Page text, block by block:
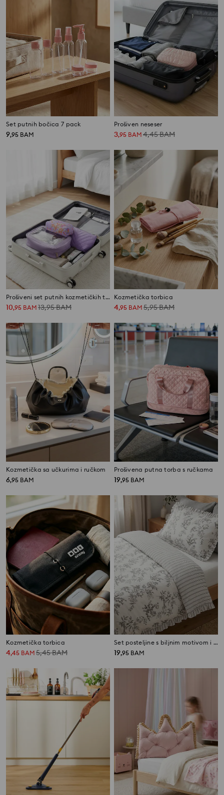
Set putnih bočica 7 pack
9,95 BAM
Prošiven neseser
3,95 BAM 4,45BAM
Prošiveni set putnih kozmetičkih torbica 3 kom
10,95 BAM 13,95BAM
Kozmetička torbica
4,95 BAM 5,95BAM
Kozmetička sa učkurima i ručkom
6,95 BAM
Prošivena putna torba s ručkama
19,95 BAM
Kozmetička torbica
4,45 BAM 5,45BAM
Set posteljine s biljnim motivom i volanima
19,95 BAM